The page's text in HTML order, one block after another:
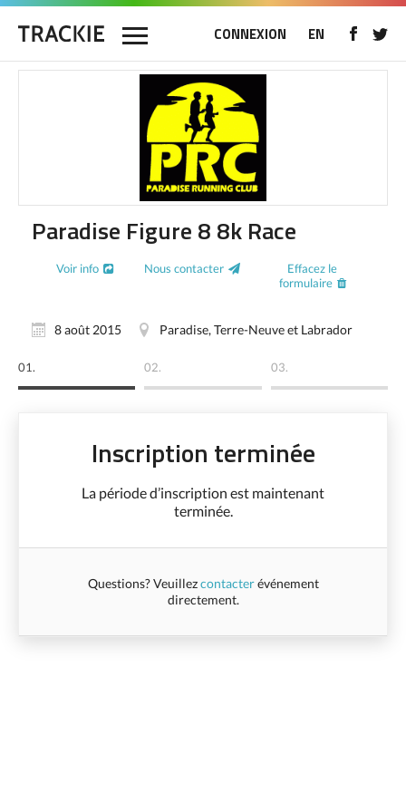
CONNEXION EN
Paradise Figure 8 8k Race
Voir info Nous contacter
Effacez le
formulaire
8 août 2015 Paradise, Terre-Neuve et Labrador
01. 02. 03.
Inscription terminée
La période d’inscription est maintenant
terminée.
Questions? Veuillezcontacterévénement
directement.